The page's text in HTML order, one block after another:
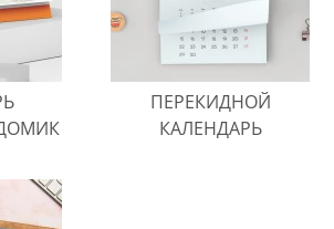
ПЕРЕКИДНОЙ
КАЛЕНДАРЬ